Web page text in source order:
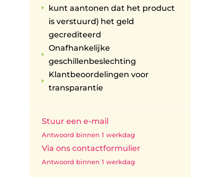
E
kunt aantonen dat het product
is verstuurd) het geld
gecrediteerd
E
Onafhankelijke
geschillenbeslechting
E
Klantbeoordelingen voor
transparantie
Stuur een e-mail
Antwoord binnen 1 werkdag
Via ons contactformulier
Antwoord binnen 1 werkdag